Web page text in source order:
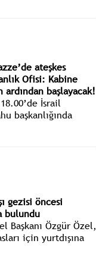
ateşkes
Ofisi: Kabine
ardından başlayacak!
İsrail
başkanlığında
gezisi öncesi
bulundu
Başkanı Özgür Özel,
için yurtdışına